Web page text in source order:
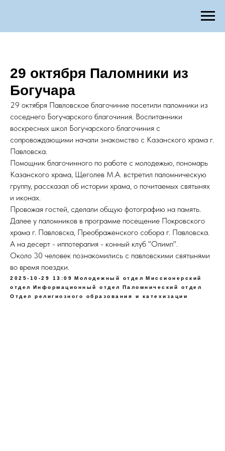
29 октября Паломники из
Богучара
29 октября Павловское благочиние посетили паломники из
соседнего Богучарского благочиния. Воспитанники
воскресных школ Богучарского благочиния с
сопровождающими начали знакомство с Казанского храма г.
Павловска.
Помощник благочинного по работе с молодежью, пономарь
Казанского храма, Щеголев М.А. встретил паломническую
группу, рассказал об истории храма, о почитаемых святынях
и иконах.
Провожая гостей, сделали общую фотографию на память.
Далее у паломников в программе посещение Покровского
храма г. Павловска, Преображенского собора г. Павловска.
А на десерт - иппотерапия - конный клуб "Олимп".
Около 30 человек познакомились с павловскими святынями
во время поездки.
2025-10-29 13:09 Молодежный отдел Миссионерский
отдел
Информационный отдел
Паломнический отдел
Отдел религиозного образования и катехизации